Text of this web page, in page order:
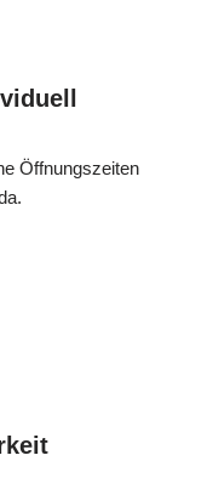
Öffnungszeiten